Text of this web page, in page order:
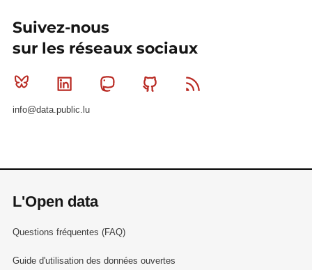
Suivez-nous
sur les réseaux sociaux
Bluesky Linkedin MastodonGithub
info@data.public.lu
L'Open data
Questions fréquentes (FAQ)
Guide d'utilisation des données ouvertes